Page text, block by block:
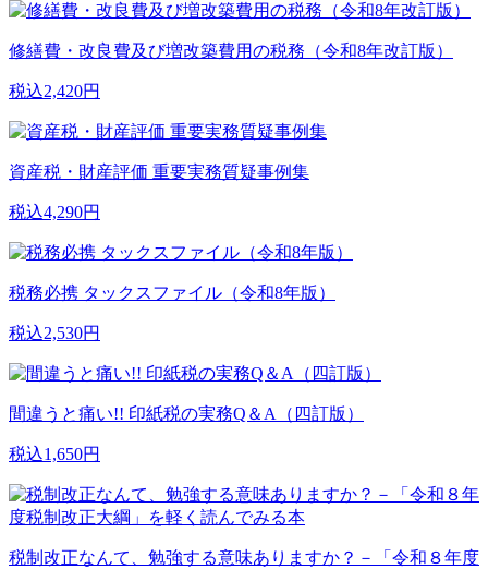
修繕費・改良費及び増改築費用の税務（令和8年改訂版）
税込2,420円
資産税・財産評価 重要実務質疑事例集
税込4,290円
税務必携 タックスファイル（令和8年版）
税込2,530円
間違うと痛い!! 印紙税の実務Q＆A（四訂版）
税込1,650円
税制改正なんて、勉強する意味ありますか？－「令和８年度